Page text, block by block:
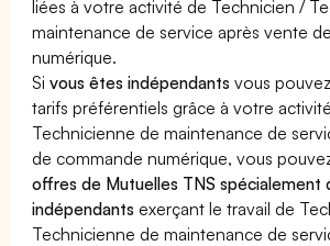
liées à votre activité de Technicien /
maintenance de service après vente
numérique.
Sivous êtes indépendants vous
tarifs préférentiels grâce à votre
Technicienne de maintenance de
de commande numérique, vous
offres de Mutuelles TNS spécialement
indépendants exerçant le travail de
Technicienne de maintenance de